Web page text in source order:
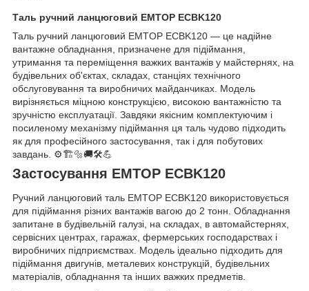
Таль ручний ланцюговий EMTOP ECBK120
Таль ручний ланцюговий EMTOP ECBK120 — це надійне
вантажне обладнання, призначене для підіймання,
утримання та переміщення важких вантажів у майстернях, на
будівельних об'єктах, складах, станціях технічного
обслуговування та виробничих майданчиках. Модель
вирізняється міцною конструкцією, високою вантажністю та
зручністю експлуатації. Завдяки якісним комплектуючим і
посиленому механізму підіймання ця таль чудово підходить
як для професійного застосування, так і для побутових
завдань. ⚙️🏗️🔩🚚🛠️💪
Застосування EMTOP ECBK120
Ручний ланцюговий таль EMTOP ECBK120 використовується
для підіймання різних вантажів вагою до 2 тонн. Обладнання
запитане в будівельній галузі, на складах, в автомайстернях,
сервісних центрах, гаражах, фермерських господарствах і
виробничих підприємствах. Модель ідеально підходить для
підіймання двигунів, металевих конструкцій, будівельних
матеріалів, обладнання та інших важких предметів.